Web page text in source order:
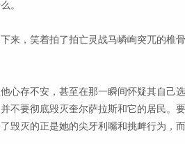
。
来，笑着拍了拍亡灵战马嶙峋突兀的椎
心存不安，甚至在那一瞬间怀疑其自己
不要彻底毁灭奎尔萨拉斯和它的居民。
毁灭的正是她的尖牙利嘴和挑衅行为，而